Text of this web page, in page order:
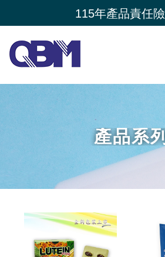
115年產品責任
新品上市- 潤康原 水
產品系列